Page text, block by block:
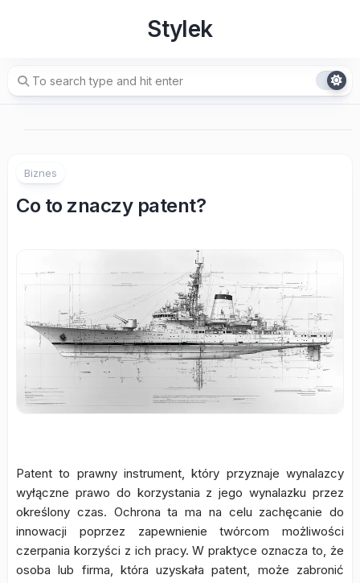
Stylek
Biznes
Co to znaczy patent?
Patent to prawny instrument, który przyznaje wynalazcy
wyłączne prawo do korzystania z jego wynalazku przez
określony czas. Ochrona ta ma na celu zachęcanie do
innowacji poprzez zapewnienie twórcom możliwości
czerpania korzyści z ich pracy. W praktyce oznacza to, że
osoba lub firma, która uzyskała patent, może zabronić